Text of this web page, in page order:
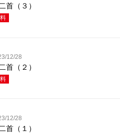
首（３）
12/28
首（２）
12/28
首（１）